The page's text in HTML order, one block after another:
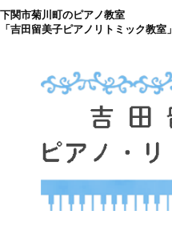
コ
下関市菊川町のピアノ教室
「吉田留美子ピアノリトミック教室」